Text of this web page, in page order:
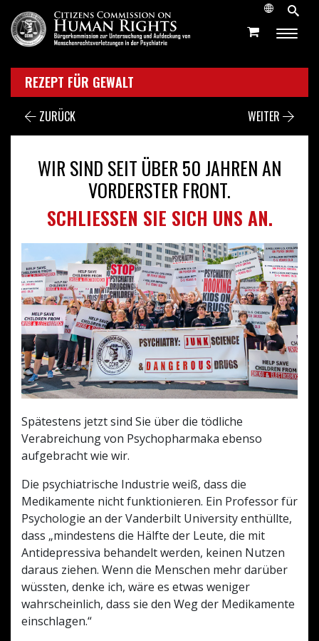
REZEPT FÜR GEWALT
ZURÜCK WEITER
WIR SIND SEIT ÜBER 50 JAHREN AN
VORDERSTER FRONT.
SCHLIESSEN SIE SICH UNS AN.
Spätestens jetzt sind Sie über die tödliche
Verabreichung von Psychopharmaka ebenso
aufgebracht wie wir.
Die psychiatrische Industrie weiß, dass die
Medikamente nicht funktionieren. Ein Professor für
Psychologie an der Vanderbilt University enthüllte,
dass „mindestens die Hälfte der Leute, die mit
Antidepressiva behandelt werden, keinen Nutzen
daraus ziehen. Wenn die Menschen mehr darüber
wüssten, denke ich, wäre es etwas weniger
wahrscheinlich, dass sie den Weg der Medikamente
einschlagen.“